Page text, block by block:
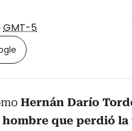
GMT-5
Hernán Darío
que perdió